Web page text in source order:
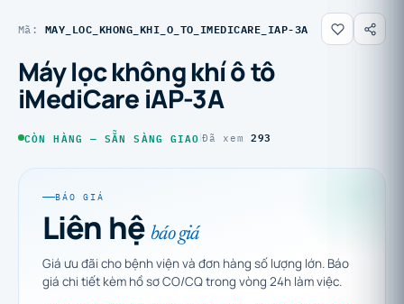
Mã: MAY_LOC_KHONG_KHI_O_TO_IMEDICARE_IAP-3A
Máy lọc không khí ô tô
iMediCare iAP-3A
CÒN HÀNG — SẴN SÀNG GIAO|Đã xem293
BÁO GIÁ
Liên hệbáo giá
Giá ưu đãi cho bệnh viện và đơn hàng số lượng lớn. Báo
giá chi tiết kèm hồ sơ CO/CQ trong vòng 24h làm việc.